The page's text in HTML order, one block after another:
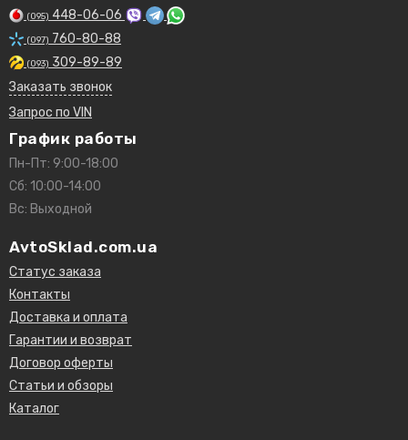
(095) 448-06-06
(097) 760-80-88
(093) 309-89-89
Заказать звонок
Запрос по VIN
График работы
Пн-Пт: 9:00-18:00
Сб: 10:00-14:00
Вс: Выходной
AvtoSklad.com.ua
Статус заказа
Контакты
Доставка и оплата
Гарантии и возврат
Договор оферты
Статьи и обзоры
Каталог